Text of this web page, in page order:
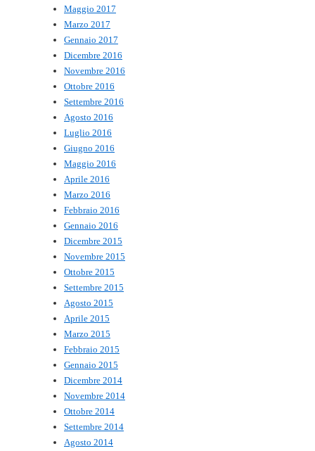
Maggio 2017
Marzo 2017
Gennaio 2017
Dicembre 2016
Novembre 2016
Ottobre 2016
Settembre 2016
Agosto 2016
Luglio 2016
Giugno 2016
Maggio 2016
Aprile 2016
Marzo 2016
Febbraio 2016
Gennaio 2016
Dicembre 2015
Novembre 2015
Ottobre 2015
Settembre 2015
Agosto 2015
Aprile 2015
Marzo 2015
Febbraio 2015
Gennaio 2015
Dicembre 2014
Novembre 2014
Ottobre 2014
Settembre 2014
Agosto 2014